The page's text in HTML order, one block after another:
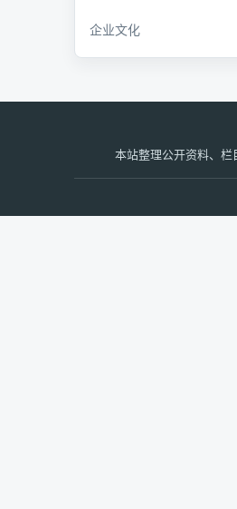
企业文化
本站整理公开资料、栏